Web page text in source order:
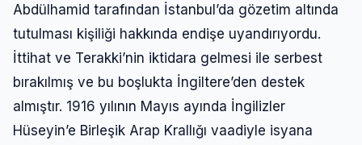
Abdülhamid tarafından İstanbul’da gözetim altında
tutulması kişiliği hakkında endişe uyandırıyordu.
İttihat ve Terakki’nin iktidara gelmesi ile serbest
bırakılmış ve bu boşlukta İngiltere’den destek
almıştır. 1916 yılının Mayıs ayında İngilizler
Hüseyin’e Birleşik Arap Krallığı vaadiyle isyana